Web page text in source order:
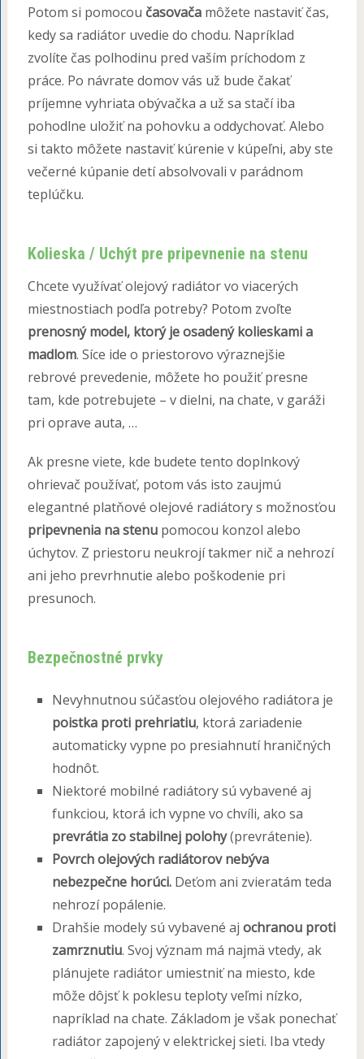
Potom si pomocou časovačamôžete nastaviť čas,
kedy sa radiátor uvedie do chodu. Napríklad
zvolíte čas polhodinu pred vaším príchodom z
práce. Po návrate domov vás už bude čakať
príjemne vyhriata obývačka a už sa stačí iba
pohodlne uložiť na pohovku a oddychovať. Alebo
si takto môžete nastaviť kúrenie v kúpeľni, aby ste
večerné kúpanie detí absolvovali v parádnom
teplúčku.
Kolieska / Uchýt pre pripevnenie na stenu
Chcete využívať olejový radiátor vo viacerých
miestnostiach podľa potreby? Potom zvoľte
prenosný model, ktorý je osadený kolieskami a
madlom. Síce ide o priestorovo výraznejšie
rebrové prevedenie, môžete ho použiť presne
tam, kde potrebujete – v dielni, na chate, v garáži
pri oprave auta, …
Ak presne viete, kde budete tento doplnkový
ohrievač používať, potom vás isto zaujmú
elegantné platňové olejové radiátory s možnosťou
pripevnenia na stenupomocou konzol alebo
úchytov. Z priestoru neukrojí takmer nič a nehrozí
ani jeho prevrhnutie alebo poškodenie pri
presunoch.
Bezpečnostné prvky
Nevyhnutnou súčasťou olejového radiátora je
poistka proti prehriatiu, ktorá zariadenie
automaticky vypne po presiahnutí hraničných
hodnôt.
Niektoré mobilné radiátory sú vybavené aj
funkciou, ktorá ich vypne vo chvíli, ako sa
prevrátia zo stabilnej polohy(prevrátenie).
Povrch olejových radiátorov nebýva
nebezpečne horúci.Deťom ani zvieratám teda
nehrozí popálenie.
Drahšie modely sú vybavené aj ochranou proti
zamrznutiu. Svoj význam má najmä vtedy, ak
plánujete radiátor umiestniť na miesto, kde
môže dôjsť k poklesu teploty veľmi nízko,
napríklad na chate. Základom je však ponechať
radiátor zapojený v elektrickej sieti. Iba vtedy